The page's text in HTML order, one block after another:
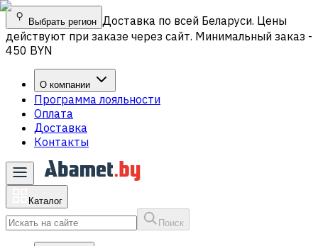
Выбрать регион Доставка по всей Беларуси. Цены
действуют при заказе через сайт. Минимальный заказ -
450 BYN
О компании
Программа лояльности
Оплата
Доставка
Контакты
Каталог
Поиск